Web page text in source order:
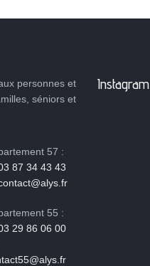
personnes et
séniors et
57 :
87 34 43 43
55 :
29 86 06 00
Instagram